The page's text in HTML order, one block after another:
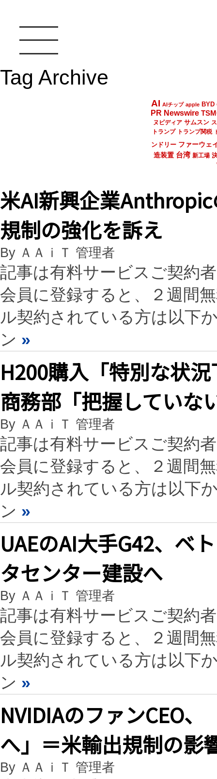
Tag Archive
AI AIチップ apple BYD
PR Newswire
ヌビディア サムスン
トランプ
トランプ関税
ンドリー ファーウェ
造装置 台湾 新工場
米AI新興企業
規制の強化を訴え
By ＡＡｉＴ 管理者
記事は有料サービスご契約
会員に登録すると、２週間
ル契約されている方は以下
ン »
H200購入「特別な状
商務部「把握していな
By ＡＡｉＴ 管理者
記事は有料サービスご契約
会員に登録すると、２週間
ル契約されている方は以下
ン »
UAEのAI大手G42、ベ
タセンター建設へ
By ＡＡｉＴ 管理者
記事は有料サービスご契約
会員に登録すると、２週間
ル契約されている方は以下
ン »
NVIDIAのファンCEO
へ」＝米輸出規制の影
By ＡＡｉＴ 管理者